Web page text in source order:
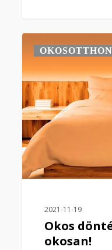
OKOSOTTHON
2021-11-19
Okos
okosan!